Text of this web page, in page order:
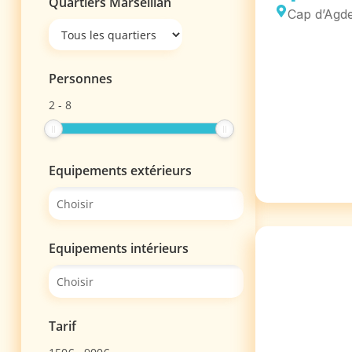
Personnes
2- 8
Equipements extérieurs
Equipements intérieurs
Tarif
Cap